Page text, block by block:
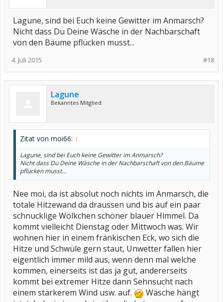
Lagune, sind bei Euch keine Gewitter im Anmarsch?
Nicht dass Du Deine Wäsche in der Nachbarschaft
von den Bäume pflücken musst...
#18
4. Juli 2015
Lagune
Bekanntes Mitglied
Zitat von moi66: ↑
Lagune, sind bei Euch keine Gewitter im Anmarsch?
Nicht dass Du Deine Wäsche in der Nachbarschaft von den Bäume
pflücken musst...
Nee moi, da ist absolut noch nichts im Anmarsch, die
totale Hitzewand da draussen und bis auf ein paar
schnucklige Wölkchen schöner blauer Himmel. Da
kommt vielleicht Dienstag oder Mittwoch was. Wir
wohnen hier in einem fränkischen Eck, wo sich die
Hitze und Schwüle gern staut, Unwetter fallen hier
eigentlich immer mild aus, wenn denn mal welche
kommen, einerseits ist das ja gut, andererseits
kommt bei extremer Hitze dann Sehnsucht nach
einem stärkerem Wind usw. auf.
Wäsche hängt